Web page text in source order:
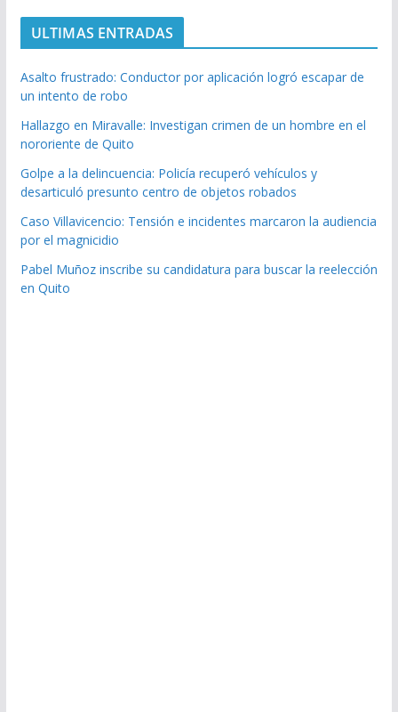
ULTIMAS ENTRADAS
Asalto frustrado: Conductor por aplicación logró escapar de
un intento de robo
Hallazgo en Miravalle: Investigan crimen de un hombre en el
nororiente de Quito
Golpe a la delincuencia: Policía recuperó vehículos y
desarticuló presunto centro de objetos robados
Caso Villavicencio: Tensión e incidentes marcaron la audiencia
por el magnicidio
Pabel Muñoz inscribe su candidatura para buscar la reelección
en Quito